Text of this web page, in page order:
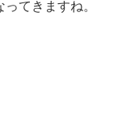
てきますね。